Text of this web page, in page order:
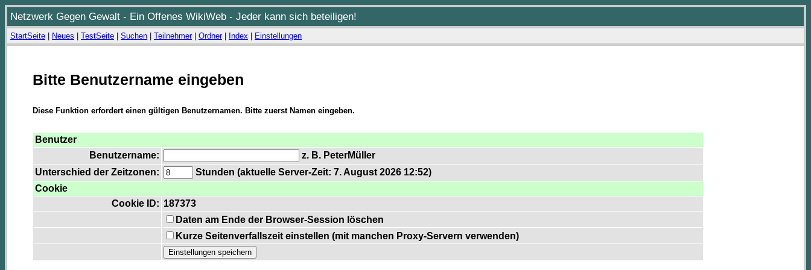
Netzwerk Gegen Gewalt - Ein Offenes WikiWeb - Jeder kann sich beteiligen!
StartSeite Neues TestSeite Suchen Teilnehmer| Ordner| Index Einstellungen
Bitte Benutzername eingeben
Diese Funktion erfordert einen gültigen Benutzernamen. Bitte zuerst Namen eingeben.
Benutzer
Benutzername:
z. B. PeterMüller
Unterschied der Zeitzonen:
Stunden (aktuelle Server-Zeit: 7. August 2026 12:52)
Cookie
Cookie ID: 187373
Daten am Ende der Browser-Session löschen
Kurze Seitenverfallszeit einstellen (mit manchen Proxy-Servern verwenden)